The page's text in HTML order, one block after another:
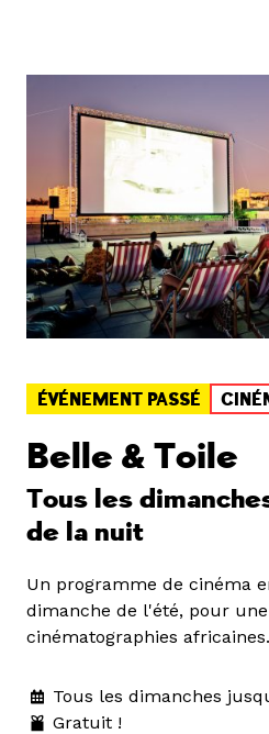
ÉVÉNEMENT PASSÉ
Belle & Toile
Tous les
de la nuit
Un programme de cinéma
dimanche de l'été, pour
cinématographies
Tous les dimanches
Gratuit !